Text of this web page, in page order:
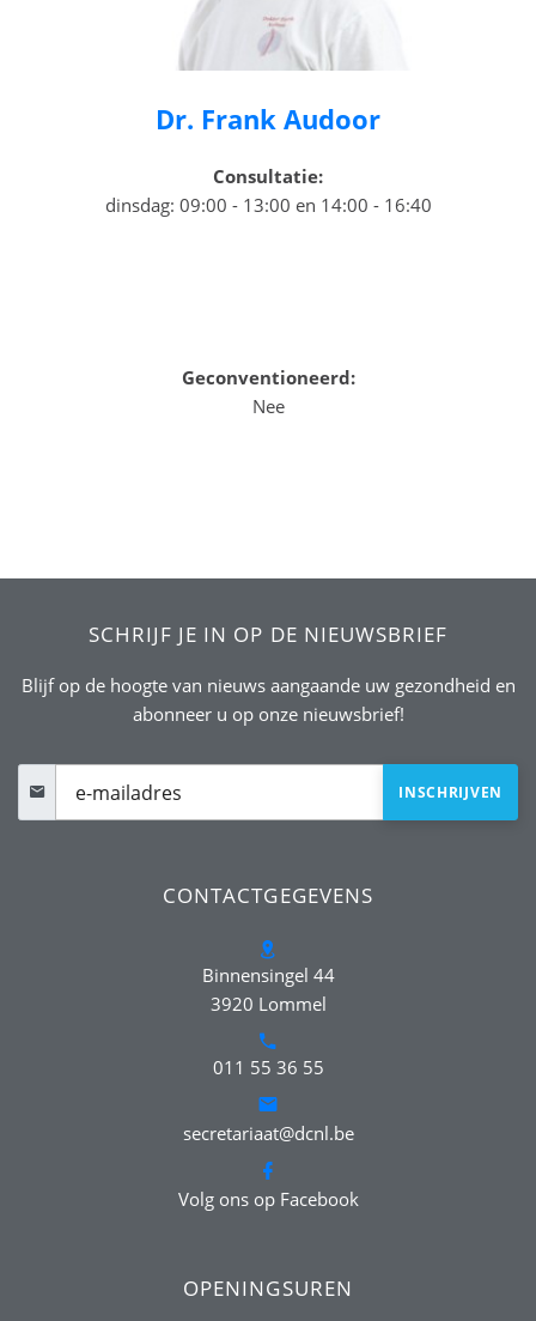
Dr. Frank Audoor
Consultatie:
dinsdag: 09:00 - 13:00 en 14:00 - 16:40
Geconventioneerd:
Nee
SCHRIJF JE IN OP DE NIEUWSBRIEF
Blijf op de hoogte van nieuws aangaande uw gezondheid en
abonneer u op onze nieuwsbrief!
CONTACTGEGEVENS
Binnensingel 44
3920 Lommel
011 55 36 55
secretariaat@dcnl.be
Volg ons op Facebook
OPENINGSUREN